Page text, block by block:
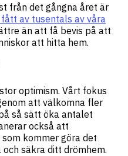
från det gångna året är
av tusentals av våra
än att få bevis på att
att hitta hem.
optimism. Vårt fokus
att välkomna fler
så sätt öka antalet
också att
kommer göra det
säkra ditt drömhem.